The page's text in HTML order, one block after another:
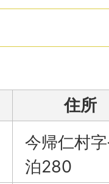
住所
今帰仁村
泊280